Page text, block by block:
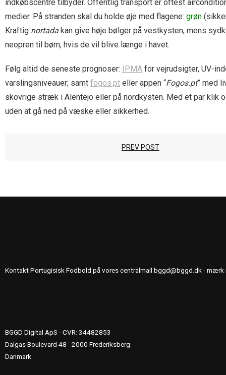
indkøbscentre tilbyder. Offentlig transport er oftest
medier. På stranden skal du holde øje med flagene: grøn
Kraftig nortada kan give høje bølger på vestkysten, mens
neopren til børn, hvis de vil blive længe i havet.
Følg altid de seneste prognoser: IPMA for vejrudsigter, UV-
varslings­niveauer; samt fogos.pt eller appen “Fogos.pt” med
skovrige stræk i Alentejo eller på nordkysten. Med et par klik
uden at gå ned på væske eller sikkerhed.
PREV POST
Kontakt Portugisisk Fodbold på vores centralmail bggd@bggd.dk - mærk
BGGD Digital ApS - CVR: 34482853
Dalgas Boulevard 48 - 2000 Frederiksberg
Danmark